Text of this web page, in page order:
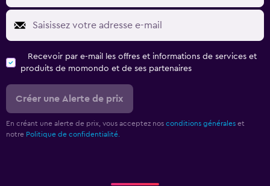
Recevoir par e-mail les offres et informations de services et
produits de momondo et de ses partenaires
Créer une Alerte de prix
En créant une alerte de prix, vous acceptez nos conditions générales et
notre Politique de confidentialité.